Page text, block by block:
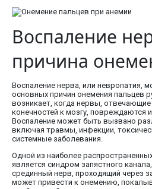
Воспаление
причина
Воспаление нерва, или невропатия,
основных причин онемения пальцев
возникает, когда нервы, отвечающие
конечностей к мозгу, повреждаются
Воспаление может быть вызвано
включая травмы, инфекции,
системные заболевания.
Одной из наиболее
является синдром запястного
срединный нерв, проходящий через
может привести к онемению,